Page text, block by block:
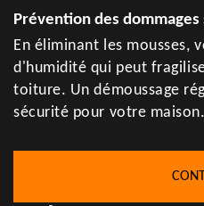
Prévention des
En éliminant les mousses,
d'humidité qui peut
toiture. Un démoussage
sécurité pour votre maison.